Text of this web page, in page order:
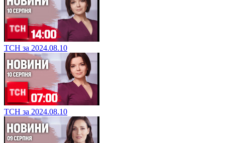
ТСН за 2024.08.10
ТСН за 2024.08.10